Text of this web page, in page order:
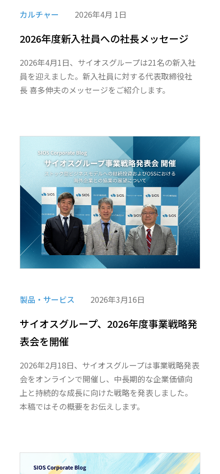
カルチャー 2026年4月 1日
2026年度新入社員への社長メッセージ
2026年4月1日、サイオスグループは21名の新入社
員を迎えました。新入社員に対する代表取締役社
長 喜多伸夫のメッセージをご紹介します。
製品・サービス 2026年3月16日
サイオスグループ、2026年度事業戦略発
表会を開催
2026年2月18日、サイオスグループは事業戦略発表
会をオンラインで開催し、中長期的な企業価値向
上と持続的な成長に向けた戦略を発表しました。
本稿ではその概要をお伝えします。